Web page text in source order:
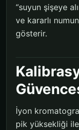
“suyun şişeye
ve kararlı
gösterir.
İyon
pik yüksekliği